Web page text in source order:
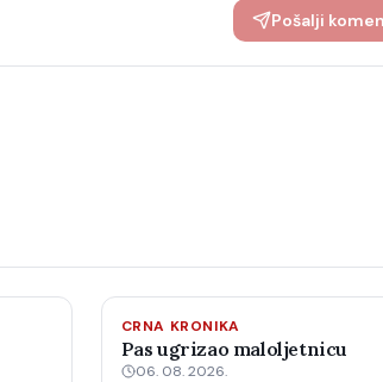
Pošalji
CRNA KRONIKA
Pas ugrizao maloljetnicu
06. 08. 2026.